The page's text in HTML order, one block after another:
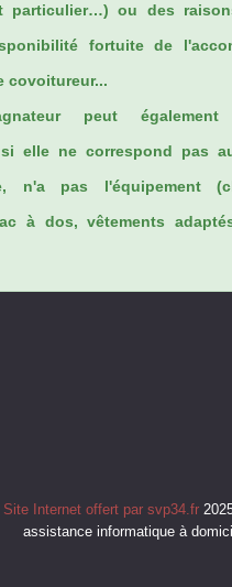
particulier…) ou des
fortuite de
covoitureur...
peut
si elle ne correspond pas
n'a pas l'équipement
à dos, vêtements
Site Internet offert par svp34.fr
assistance informatique à